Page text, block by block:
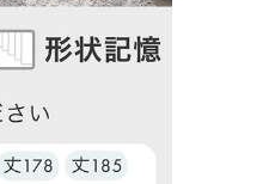
にありがとうご
した。
大変うれしく